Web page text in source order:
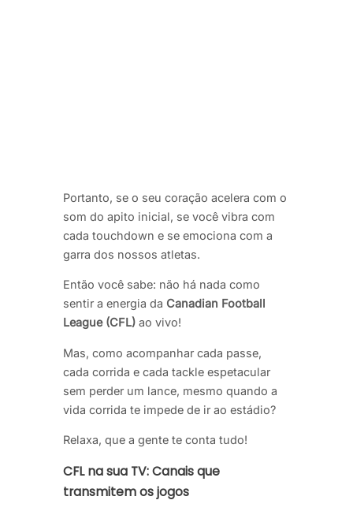
Portanto, se o seu coração acelera com o
som do apito inicial, se você vibra com
cada touchdown e se emociona com a
garra dos nossos atletas.
Então você sabe: não há nada como
sentir a energia da Canadian Football
League (CFL) ao vivo!
Mas, como acompanhar cada passe,
cada corrida e cada tackle espetacular
sem perder um lance, mesmo quando a
vida corrida te impede de ir ao estádio?
Relaxa, que a gente te conta tudo!
CFL na sua TV: Canais que
transmitem os jogos